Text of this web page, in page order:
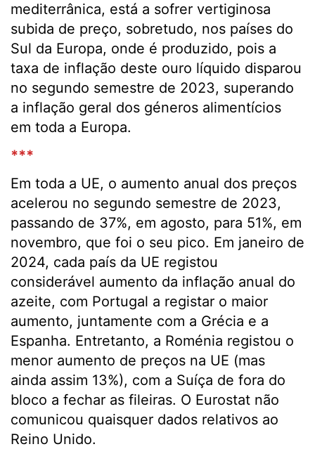
mediterrânica, está a sofrer vertiginosa
subida de preço, sobretudo, nos países do
Sul da Europa, onde é produzido, pois a
taxa de inflação deste ouro líquido disparou
no segundo semestre de 2023, superando
a inflação geral dos géneros alimentícios
em toda a Europa.
***
Em toda a UE, o aumento anual dos preços
acelerou no segundo semestre de 2023,
passando de 37%, em agosto, para 51%, em
novembro, que foi o seu pico. Em janeiro de
2024, cada país da UE registou
considerável aumento da inflação anual do
azeite, com Portugal a registar o maior
aumento, juntamente com a Grécia e a
Espanha. Entretanto, a Roménia registou o
menor aumento de preços na UE (mas
ainda assim 13%), com a Suíça de fora do
bloco a fechar as fileiras. O Eurostat não
comunicou quaisquer dados relativos ao
Reino Unido.